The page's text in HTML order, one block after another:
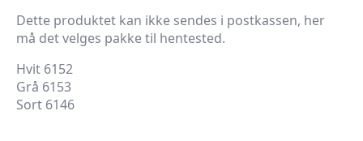
Dette produktet kan ikke sendes i postkassen, her
må det velges pakke til hentested.
Hvit 6152
Grå 6153
Sort 6146